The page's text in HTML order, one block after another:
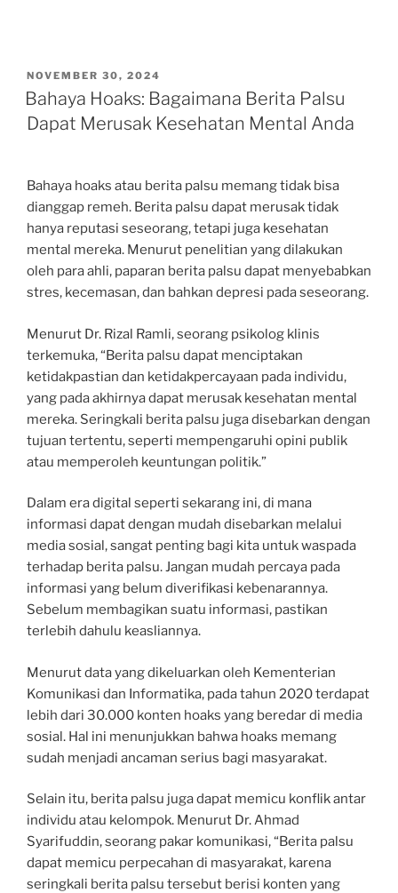
POSTED
ON
NOVEMBER 30, 2024
Bahaya Hoaks: Bagaimana Berita Palsu
Dapat Merusak Kesehatan Mental Anda
Bahaya hoaks atau berita palsu memang tidak bisa
dianggap remeh. Berita palsu dapat merusak tidak
hanya reputasi seseorang, tetapi juga kesehatan
mental mereka. Menurut penelitian yang dilakukan
oleh para ahli, paparan berita palsu dapat menyebabkan
stres, kecemasan, dan bahkan depresi pada seseorang.
Menurut Dr. Rizal Ramli, seorang psikolog klinis
terkemuka, “Berita palsu dapat menciptakan
ketidakpastian dan ketidakpercayaan pada individu,
yang pada akhirnya dapat merusak kesehatan mental
mereka. Seringkali berita palsu juga disebarkan dengan
tujuan tertentu, seperti mempengaruhi opini publik
atau memperoleh keuntungan politik.”
Dalam era digital seperti sekarang ini, di mana
informasi dapat dengan mudah disebarkan melalui
media sosial, sangat penting bagi kita untuk waspada
terhadap berita palsu. Jangan mudah percaya pada
informasi yang belum diverifikasi kebenarannya.
Sebelum membagikan suatu informasi, pastikan
terlebih dahulu keasliannya.
Menurut data yang dikeluarkan oleh Kementerian
Komunikasi dan Informatika, pada tahun 2020 terdapat
lebih dari 30.000 konten hoaks yang beredar di media
sosial. Hal ini menunjukkan bahwa hoaks memang
sudah menjadi ancaman serius bagi masyarakat.
Selain itu, berita palsu juga dapat memicu konflik antar
individu atau kelompok. Menurut Dr. Ahmad
Syarifuddin, seorang pakar komunikasi, “Berita palsu
dapat memicu perpecahan di masyarakat, karena
seringkali berita palsu tersebut berisi konten yang